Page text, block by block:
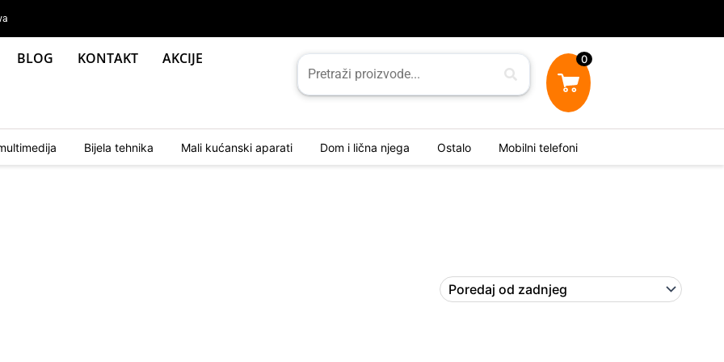
BLOG KONTAKT AKCIJE 0
Bijela tehnika Mali kućanski aparati Dom i lična njega Ostalo Mobilni telefoni